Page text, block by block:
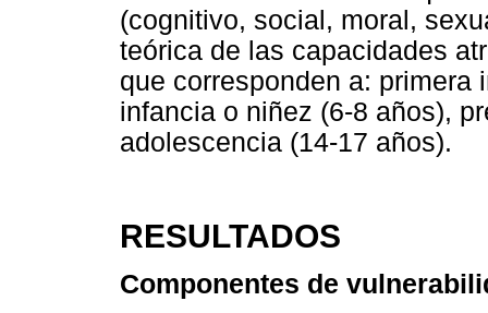
(cognitivo, social, moral,
teórica de las capacidades
que corresponden a: primera
infancia o niñez (6-8 años),
adolescencia (14-17 años).
RESULTADOS
Componentes de